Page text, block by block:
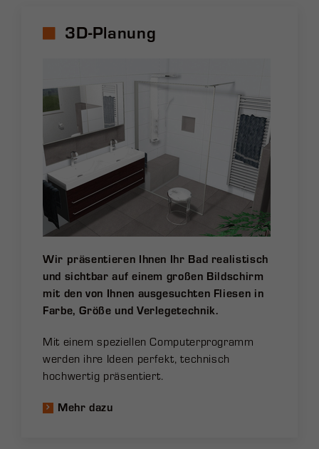
3D-Planung
Wir präsentieren Ihnen Ihr Bad realistisch
und sichtbar auf einem großen Bildschirm
mit den von Ihnen ausgesuchten Fliesen in
Farbe, Größe und Verlegetechnik.
Mit einem speziellen Computerprogramm
werden ihre Ideen perfekt, technisch
hochwertig präsentiert.
Mehr dazu